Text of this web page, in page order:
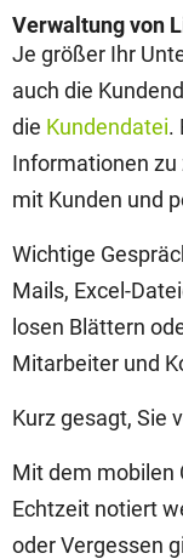
Verwaltung von
Je größer Ihr
auch die
die Kundendatei.
Informationen zu
mit Kunden und
Wichtige
Mails, Excel-
losen Blättern
Mitarbeiter und
Kurz gesagt, Sie
Mit dem mobilen
Echtzeit notiert
oder Vergessen